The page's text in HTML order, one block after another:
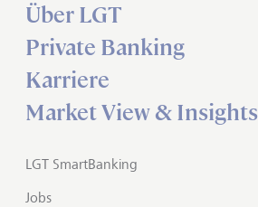
Über LGT
Private Banking
Karriere
Market View & Insights
LGT SmartBanking
Jobs